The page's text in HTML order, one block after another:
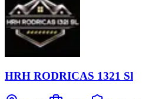
HRH RODRICAS 1321 Sl